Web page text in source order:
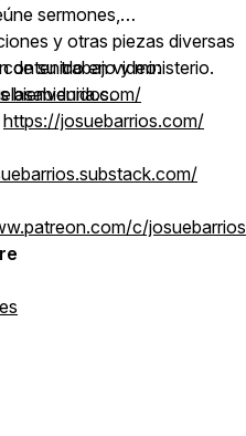
sermones,
y otras piezas diversas
de su trabajo y ministerio.
bienvenidos.
en video:
https://josuebarrios.com/
c/josuebarrios